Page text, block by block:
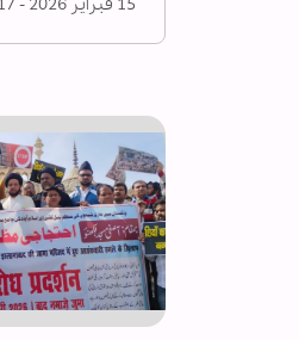
15 فبراير 2026 - 09:17